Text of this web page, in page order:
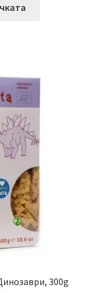
300g